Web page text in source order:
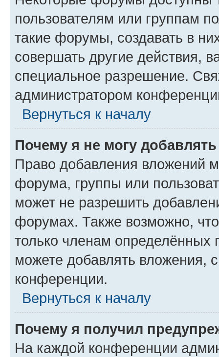
пользователям или группам
такие форумы, создавать в
совершать другие действия,
специальное разрешение.
администратором
Вернуться к началу
Почему я не могу
Право добавления вложений
форума, группы или
может не разрешить
форумах. Также возможно,
только членам определённых
можете добавлять вложения,
конференции.
Вернуться к началу
Почему я получил
На каждой конференции